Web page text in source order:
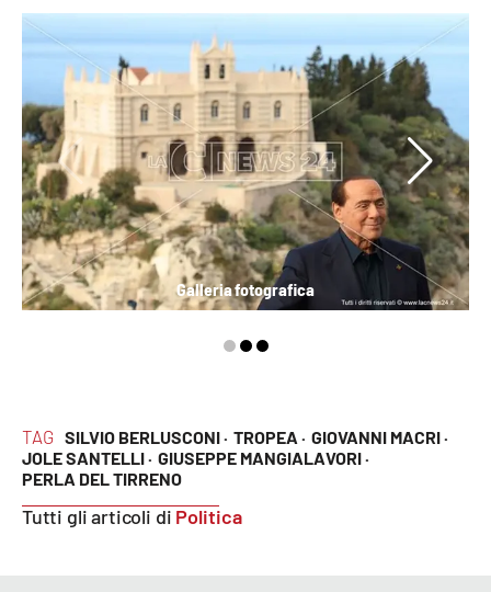
Eventi
Food
Storie
LAC
NETWORK
Lacplay.it
Lacitymag.it
Lacapitalenews.it
TAG SILVIO BERLUSCONI · TROPEA · GIOVANNI MACRI ·
JOLE SANTELLI · GIUSEPPE MANGIALAVORI ·
PERLA DEL TIRRENO
Tutti gli articoli di Politica
Galleria fotografica